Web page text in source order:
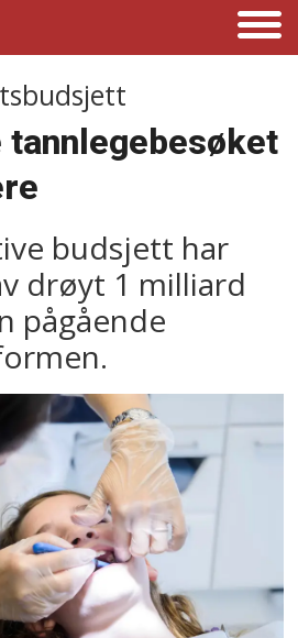
tannlegebesøket
budsjett har
drøyt 1 milliard
pågående